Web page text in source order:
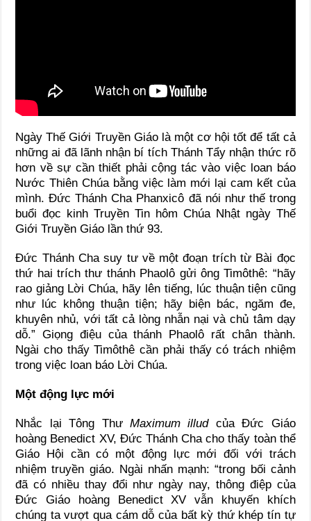
Ngày Thế Giới Truyền Giáo là một cơ hội tốt để tất cả
những ai đã lãnh nhận bí tích Thánh Tẩy nhận thức rõ
hơn về sự cần thiết phải cộng tác vào việc loan báo
Nước Thiên Chúa bằng việc làm mới lại cam kết của
mình. Đức Thánh Cha Phanxicô đã nói như thế trong
buổi đọc kinh Truyền Tin hôm Chúa Nhật ngày Thế
Giới Truyền Giáo lần thứ 93.
Đức Thánh Cha suy tư về một đoạn trích từ Bài đọc
thứ hai trích thư thánh Phaolô gửi ông Timôthê: “hãy
rao giảng Lời Chúa, hãy lên tiếng, lúc thuận tiện cũng
như lúc không thuận tiện; hãy biện bác, ngăm đe,
khuyên nhủ, với tất cả lòng nhẫn nại và chủ tâm dạy
dỗ.” Giọng điệu của thánh Phaolô rất chân thành.
Ngài cho thấy Timôthê cần phải thấy có trách nhiệm
trong việc loan báo Lời Chúa.
Một động lực mới
Nhắc lại Tông Thư Maximum illudcủa Đức Giáo
hoàng Benedict XV, Đức Thánh Cha cho thấy toàn thể
Giáo Hội cần có một động lực mới đối với trách
nhiệm truyền giáo. Ngài nhấn mạnh: “trong bối cảnh
đã có nhiều thay đổi như ngày nay, thông điệp của
Đức Giáo hoàng Benedict XV vẫn khuyến khích
chúng ta vượt qua cám dỗ của bất kỳ thứ khép tín tự